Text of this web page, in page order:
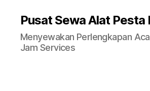
Pusat Sewa Alat
Menyewakan Perlengkapan
Jam Services